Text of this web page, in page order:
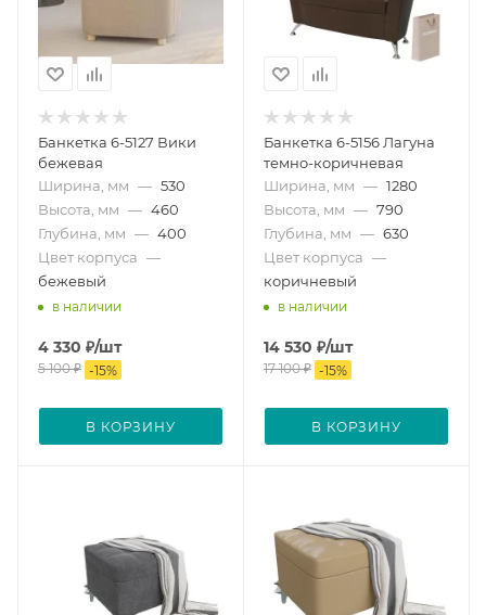
Банкетка 6-5127 Вики
бежевая
Ширина, мм — 530
Высота, мм — 460
Глубина, мм — 400
Цвет корпуса —
бежевый
в наличии
4 330 ₽/шт
5 100₽ -15%
В КОРЗИНУ
Банкетка 6-5156 Лагуна
темно-коричневая
Ширина, мм — 1280
Высота, мм — 790
Глубина, мм — 630
Цвет корпуса —
коричневый
в наличии
14 530 ₽/шт
17 100₽ -15%
В КОРЗИНУ